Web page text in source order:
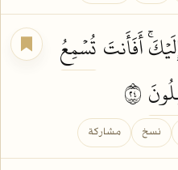
أَفَأَنتَ تُسۡمِعُ
نسخ مشاركة